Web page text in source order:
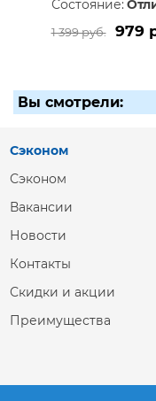
Состояние:
1 399 руб. 979
Вы смотрели:
Сэконом
Сэконом
Вакансии
Новости
Контакты
Скидки и акции
Преимущества